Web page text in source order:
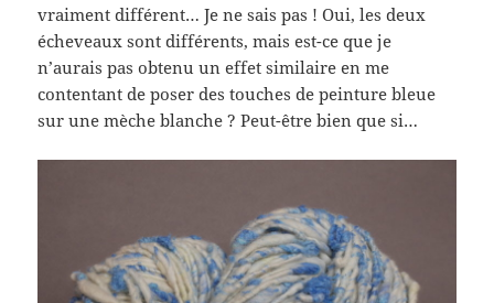
vraiment différent… Je ne sais pas ! Oui, les deux
écheveaux sont différents, mais est-ce que je
n’aurais pas obtenu un effet similaire en me
contentant de poser des touches de peinture bleue
sur une mèche blanche ? Peut-être bien que si…